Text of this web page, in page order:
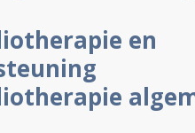
en